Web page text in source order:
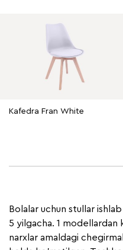
Kafedra Fran White
Bolalar uchun stullar
5 yilgacha. 1 modellardan
narxlar amaldagi